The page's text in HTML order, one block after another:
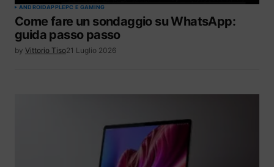
ANDROIDAPPLEPC E GAMING
Come fare un sondaggio su WhatsApp:
guida passo passo
by Vittorio Tiso21 Luglio 2026